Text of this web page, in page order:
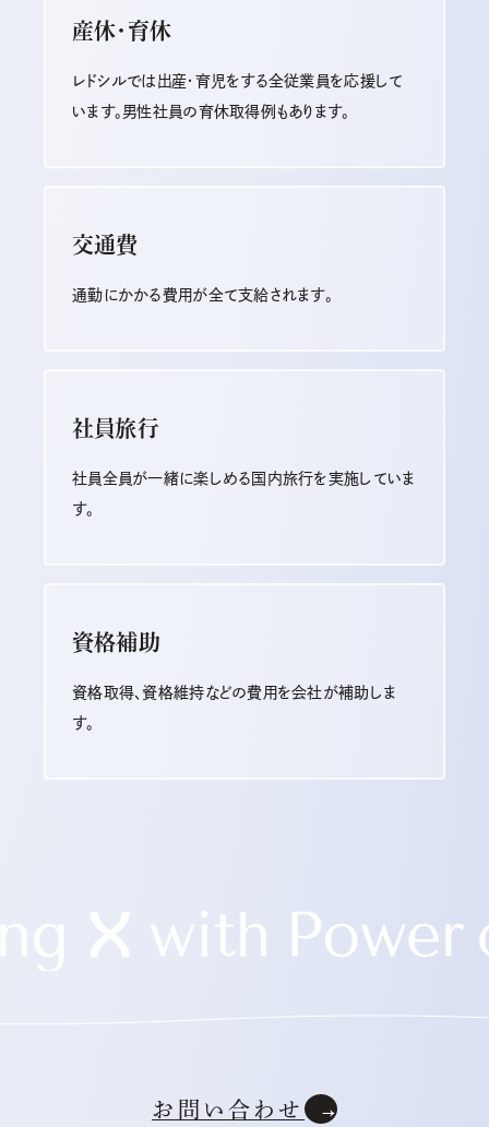
産休・育休
レドシルでは出産・育児をする全従業員を応援して
います。男性社員の育休取得例もあります。
交通費
通勤にかかる費用が全て支給されます。
社員旅行
社員全員が一緒に楽しめる国内旅行を実施していま
す。
資格補助
資格取得、資格維持などの費用を会社が補助しま
す。
お問い合わせ